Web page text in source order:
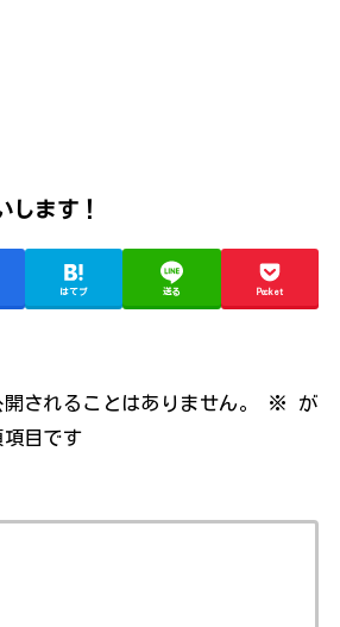
します！
はてブ 送る Pocket
されることはありません。 ※
が
目です